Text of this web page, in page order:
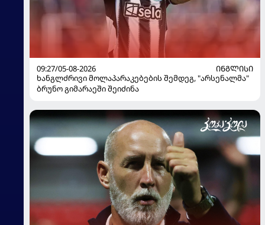
09:27/05-08-2026
ᲘᲜᲒᲚᲘᲡᲘ
ხანგლძრივი მოლაპარაკებების შემდეგ, "არსენალმა"
ბრუნო გიმარაეში შეიძინა